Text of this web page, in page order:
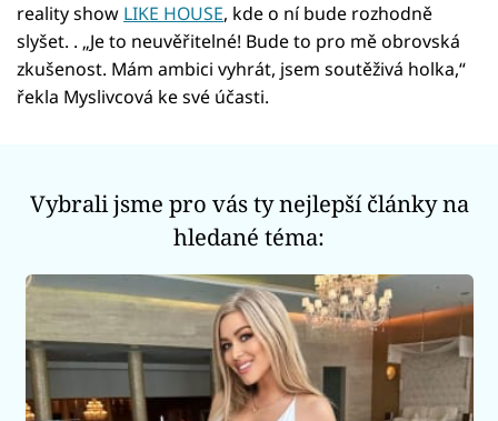
reality show LIKE HOUSE, kde o ní bude rozhodně
slyšet. . „Je to neuvěřitelné! Bude to pro mě obrovská
zkušenost. Mám ambici vyhrát, jsem soutěživá holka,“
řekla Myslivcová ke své účasti.
Vybrali jsme pro vás ty nejlepší články na
hledané téma: